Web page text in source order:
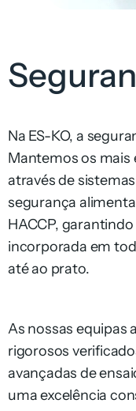
Na ES-KO, a
Mantemos os mais
através de
segurança
HACCP,
incorporada em
até ao prato.
As nossas equipas
rigorosos
avançadas de
uma excelência